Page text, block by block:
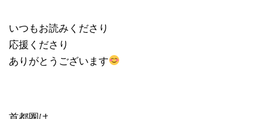
いつもお読みくださり
応援くださり
ありがとうございます